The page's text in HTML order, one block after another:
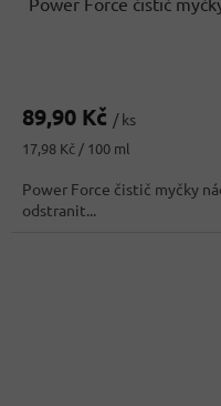
89,90 Kč / ks
Měrná
17,98 Kč / 100 ml
Power Force čistič myčky
odstranit...